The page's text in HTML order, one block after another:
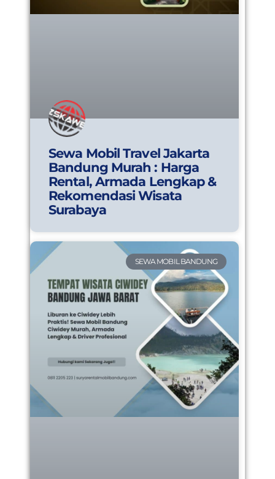
Sewa Mobil Travel Jakarta
Bandung Murah : Harga
Rental, Armada Lengkap &
Rekomendasi Wisata
Surabaya
SEWA MOBIL BANDUNG